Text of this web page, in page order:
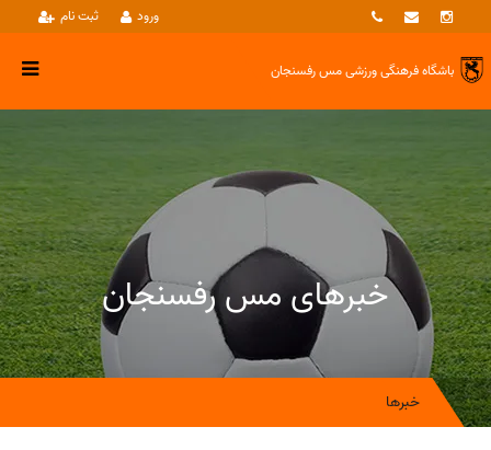
ثبت نام ورود
باشگاه فرهنگی ورزشیمس رفسنجان
خبرهای مس رفسنجان
خبرها